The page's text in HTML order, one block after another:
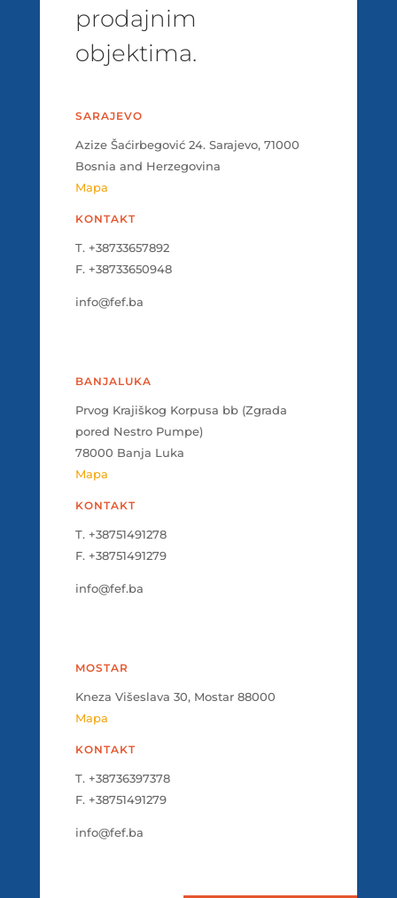
prodajnim
objektima.
SARAJEVO
Azize Šaćirbegović 24. Sarajevo, 71000
Bosnia and Herzegovina
Mapa
KONTAKT
T. +38733657892
F. +38733650948
info@fef.ba
BANJALUKA
Prvog Krajiškog Korpusa bb (Zgrada
pored Nestro Pumpe)
78000 Banja Luka
Mapa
KONTAKT
T. +38751491278
F. +38751491279
info@fef.ba
MOSTAR
Kneza Višeslava 30, Mostar 88000
Mapa
KONTAKT
T. +38736397378
F. +38751491279
info@fef.ba